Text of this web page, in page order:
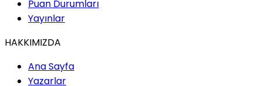
Puan Durumları
Yayınlar
HAKKIMIZDA
Ana Sayfa
Yazarlar